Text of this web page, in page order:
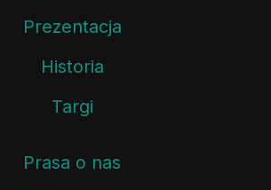
Prezentacja
Historia
Targi
Prasa o nas